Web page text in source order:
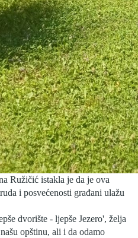
Ružičić istakla je da je ova
i posvećenosti građani ulažu
dvorište - ljepše Jezero', želja
opštinu, ali i da odamo